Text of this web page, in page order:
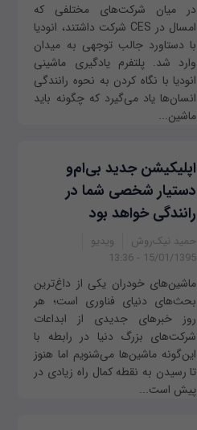
در میان شرکت‌های مختلفی که
امسال در CES شرکت داشتند، انودیا
با دستاورد جالب توجهی به میدان
وارد شد. پلتفرم یادگیری ماشینی
انودیا با نگاه کردن به نحوه رانندگی
انسان‌ها یاد می‌گیرد که چگونه باید
ماشین...
اپلیکیشن جدید بی‌ام‌و
دستیار شخصی شما در
رانندگی خواهد بود
حمید نیک‌روش
ویدیو
15/01/1395 - 13:36
ماشین‌های خودران یکی از داغ‌ترین
بحث‌های دنیای فناوری است؛ هر
روز خبرهای جدیدی از ابداعات
شرکت‌های بزرگ دنیا در رابطه با
این‌گونه ماشین‌ها می‌شنویم اما هنوز
تا رسیدن به نقطه کمال راه زیادی در
پیش است...